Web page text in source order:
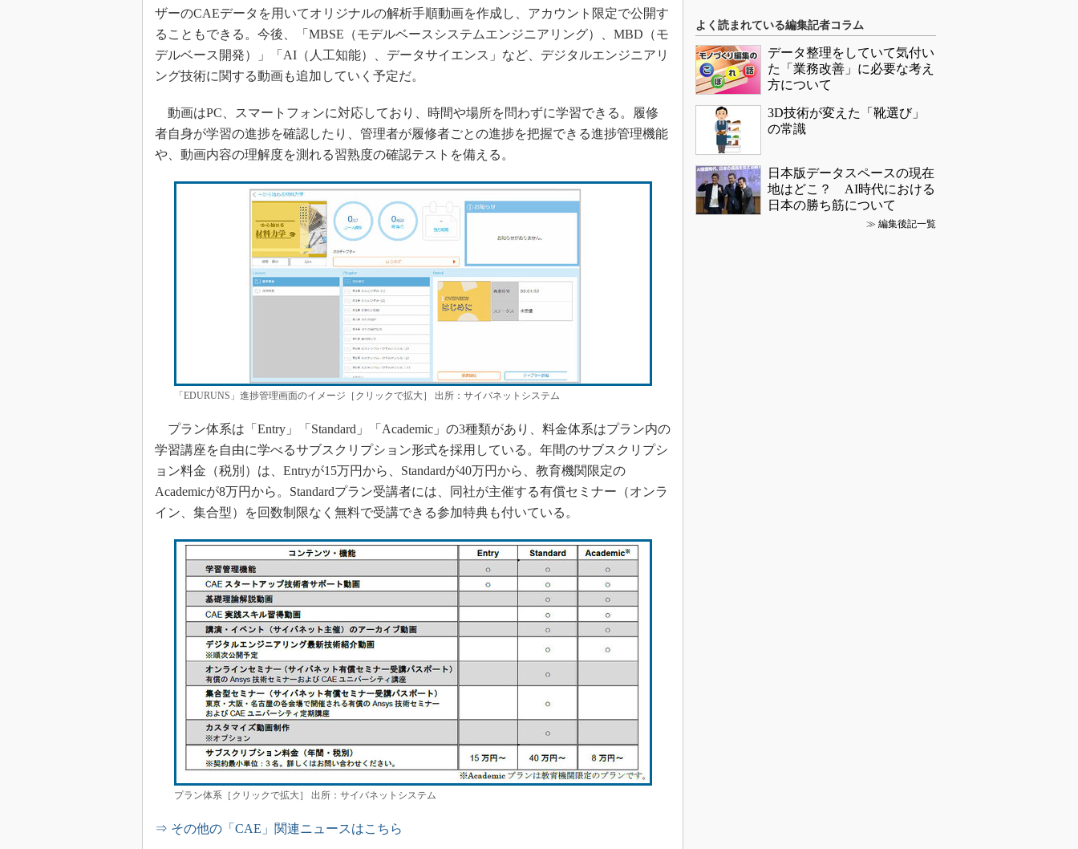
ザーのCAEデータを用いてオリジナルの解析手順動画を作成し、アカウント限定で公開す
ることもできる。今後、「MBSE（モデルベースシステムエンジニアリング）、MBD（モ
デルベース開発）」「AI（人工知能）、データサイエンス」など、デジタルエンジニアリ
ング技術に関する動画も追加していく予定だ。
動画はPC、スマートフォンに対応しており、時間や場所を問わずに学習できる。履修
者自身が学習の進捗を確認したり、管理者が履修者ごとの進捗を把握できる進捗管理機能
や、動画内容の理解度を測れる習熟度の確認テストを備える。
「EDURUNS」進捗管理画面のイメージ［クリックで拡大］ 出所：サイバネットシステム
プラン体系は「Entry」「Standard」「Academic」の3種類があり、料金体系はプラン内の
学習講座を自由に学べるサブスクリプション形式を採用している。年間のサブスクリプシ
ョン料金（税別）は、Entryが15万円から、Standardが40万円から、教育機関限定の
Academicが8万円から。Standardプラン受講者には、同社が主催する有償セミナー（オンラ
イン、集合型）を回数制限なく無料で受講できる参加特典も付いている。
プラン体系［クリックで拡大］ 出所：サイバネットシステム
⇒ その他の「CAE」関連ニュースはこちら
よく読まれている編集記者コラム
データ整理をしていて気付い
た「業務改善」に必要な考え
方について
3D技術が変えた「靴選び」
の常識
日本版データスペースの現在
地はどこ？ AI時代における
日本の勝ち筋について
≫ 編集後記一覧